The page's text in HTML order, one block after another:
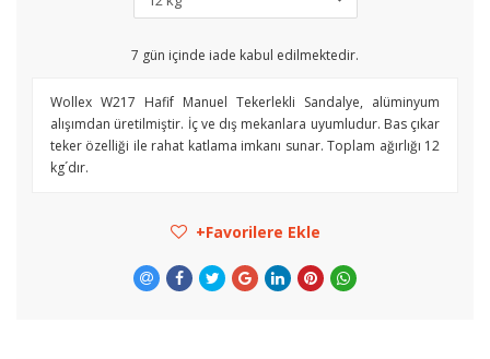
7 gün içinde iade kabul edilmektedir.
Wollex W217 Hafif Manuel Tekerlekli Sandalye, alüminyum
alışımdan üretilmiştir. İç ve dış mekanlara uyumludur. Bas çıkar
teker özelliği ile rahat katlama imkanı sunar. Toplam ağırlığı 12
kg´dır.
Favorilere Ekle